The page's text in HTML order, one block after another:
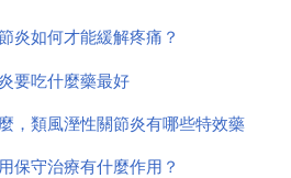
炎如何才能緩解疼痛？
要吃什麼藥最好
，類風溼性關節炎有哪些特效藥
保守治療有什麼作用？